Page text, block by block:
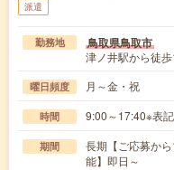
派遣
勤務地 鳥取県鳥取市
津ノ井駅から徒
曜日頻度 月～金・祝
時間 9:00～17:40※表
期間
長期【ご応募か
能】即日～